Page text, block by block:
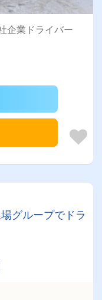
企業ドライバー
グループでドラ